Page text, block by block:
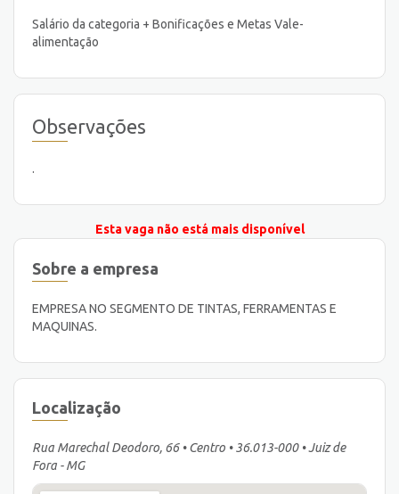
Salário da categoria + Bonificações e Metas Vale-
alimentação
Observações
.
Esta vaga não está mais disponível
Sobre a empresa
EMPRESA NO SEGMENTO DE TINTAS, FERRAMENTAS E
MAQUINAS.
Localização
Rua Marechal Deodoro, 66 • Centro • 36.013-000 • Juiz de
Fora - MG